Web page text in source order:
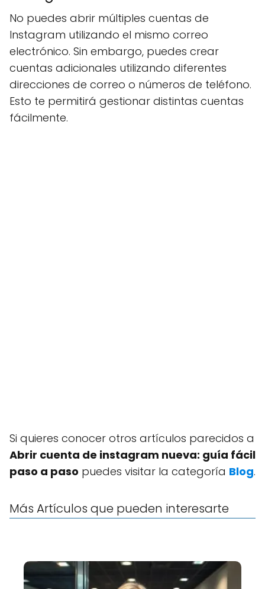
No puedes abrir múltiples cuentas de
Instagram utilizando el mismo correo
electrónico. Sin embargo, puedes crear
cuentas adicionales utilizando diferentes
direcciones de correo o números de teléfono.
Esto te permitirá gestionar distintas cuentas
fácilmente.
Si quieres conocer otros artículos parecidos a
Abrir cuenta de instagram nueva: guía fácil
paso a paso puedes visitar la categoría Blog.
Más Artículos que pueden interesarte